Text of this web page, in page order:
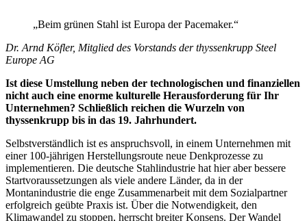
„Beim grünen Stahl ist Europa der Pacemaker.“
Dr. Arnd Köfler, Mitglied des Vorstands der thyssenkrupp Steel
Europe AG
Ist diese Umstellung neben der technologischen und finanziellen
nicht auch eine enorme kulturelle Herausforderung für Ihr
Unternehmen? Schließlich reichen die Wurzeln von
thyssenkrupp bis in das 19. Jahrhundert.
Selbstverständlich ist es anspruchsvoll, in einem Unternehmen mit
einer 100-jährigen Herstellungsroute neue Denkprozesse zu
implementieren. Die deutsche Stahlindustrie hat hier aber bessere
Startvoraussetzungen als viele andere Länder, da in der
Montanindustrie die enge Zusammenarbeit mit dem Sozialpartner
erfolgreich geübte Praxis ist. Über die Notwendigkeit, den
Klimawandel zu stoppen, herrscht breiter Konsens. Der Wandel